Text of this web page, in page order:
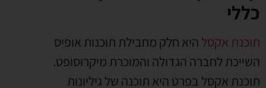
כללי
תוכנת אקסל היא חלק מחבילת תוכנות אופיס
השייכת לחברה הגדולה והמוכרת מיקרוסופט.
תוכנת אקסל בפרט היא תוכנה של גיליונות